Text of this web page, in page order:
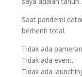
Saat pandemi
berhenti total.
Tidak ada
Tidak ada event.
Tidak ada